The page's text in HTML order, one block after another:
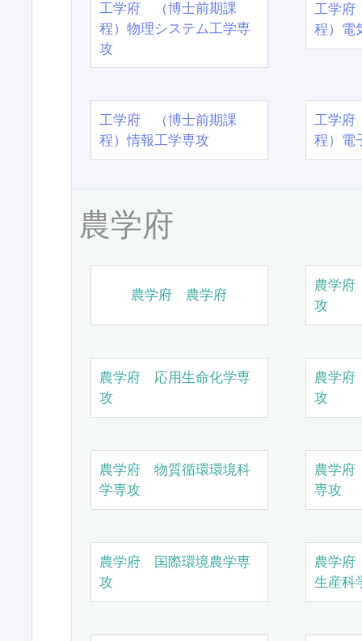
工学府 （博士前期課
程）物理システム工学専
攻
工学
程）電
工学府 （博士前期課
程）情報工学専攻
工学
程）電
農学府
農学府 農学府
農学
攻
農学府 応用生命化学専
攻
農学
攻
農学府 物質循環環境科
学専攻
農学
専攻
農学府 国際環境農学専
攻
農学
生産科